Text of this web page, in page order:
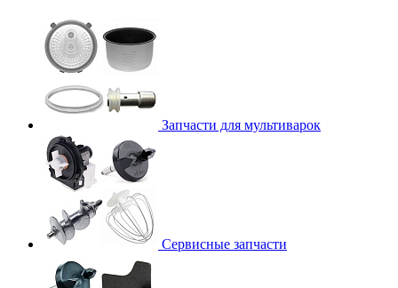
Запчасти для мультиварок
Сервисные запчасти